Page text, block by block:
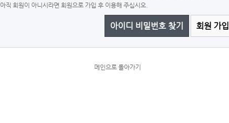
아직 회원이 아니시라면 회원으로 가입 후 이용해 주십시오.
아이디 비밀번호 찾기 회원 가입
메인으로 돌아가기